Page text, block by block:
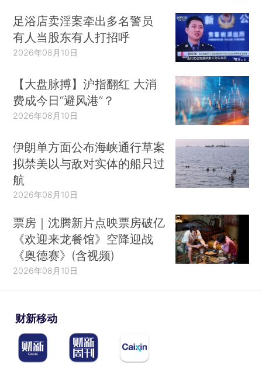
足浴店卖淫案牵出多名警员
有人当股东有人打招呼
2026年08月10日
【大盘脉搏】沪指翻红 大消
费成今日“避风港”？
2026年08月10日
伊朗单方面公布海峡通行草案
拟禁美以与敌对实体的船只过
航
2026年08月10日
票房｜沈腾新片点映票房破亿
《欢迎来龙餐馆》空降迎战
《奥德赛》(含视频)
2026年08月10日
财新移动